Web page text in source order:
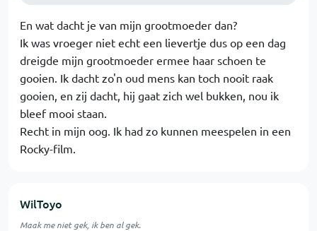
En wat dacht je van mijn grootmoeder dan?
Ik was vroeger niet echt een lievertje dus op een dag
dreigde mijn grootmoeder ermee haar schoen te
gooien. Ik dacht zo'n oud mens kan toch nooit raak
gooien, en zij dacht, hij gaat zich wel bukken, nou ik
bleef mooi staan.
Recht in mijn oog. Ik had zo kunnen meespelen in een
Rocky-film.
WilToyo
Maak me niet gek, ik ben al gek.